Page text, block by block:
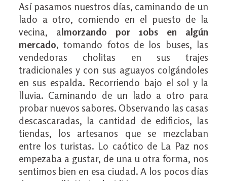
Así pasamos nuestros días, caminando de un
lado a otro, comiendo en el puesto de la
vecina, almorzando por 10bs en algún
mercado, tomando fotos de los buses, las
vendedoras cholitas en sus trajes
tradicionales y con sus aguayos colgándoles
en sus espalda. Recorriendo bajo el sol y la
lluvia. Caminando de un lado a otro para
probar nuevos sabores. Observando las casas
descascaradas, la cantidad de edificios, las
tiendas, los artesanos que se mezclaban
entre los turistas. Lo caótico de La Paz nos
empezaba a gustar, de una u otra forma, nos
sentimos bien en esa ciudad. A los pocos días